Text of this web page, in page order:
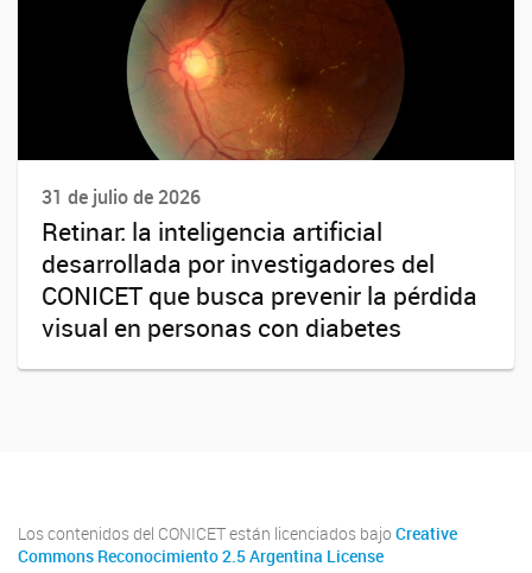
31 de julio de 2026
Retinar: la inteligencia artificial
desarrollada por investigadores del
CONICET que busca prevenir la pérdida
visual en personas con diabetes
Los contenidos del CONICET están licenciados bajo Creative
Commons Reconocimiento 2.5 Argentina License